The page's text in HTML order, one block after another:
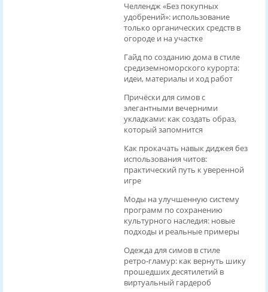
Челлендж «Без покупных
удобрений»: использование
только органических средств в
огороде и на участке
Гайд по созданию дома в стиле
средиземноморского курорта:
идеи, материалы и ход работ
Причёски для симов с
элегантными вечерними
укладками: как создать образ,
который запомнится
Как прокачать навык диджея без
использования читов:
практический путь к уверенной
игре
Моды на улучшенную систему
программ по сохранению
культурного наследия: новые
подходы и реальные примеры
Одежда для симов в стиле
ретро‑гламур: как вернуть шику
прошедших десятилетий в
виртуальный гардероб